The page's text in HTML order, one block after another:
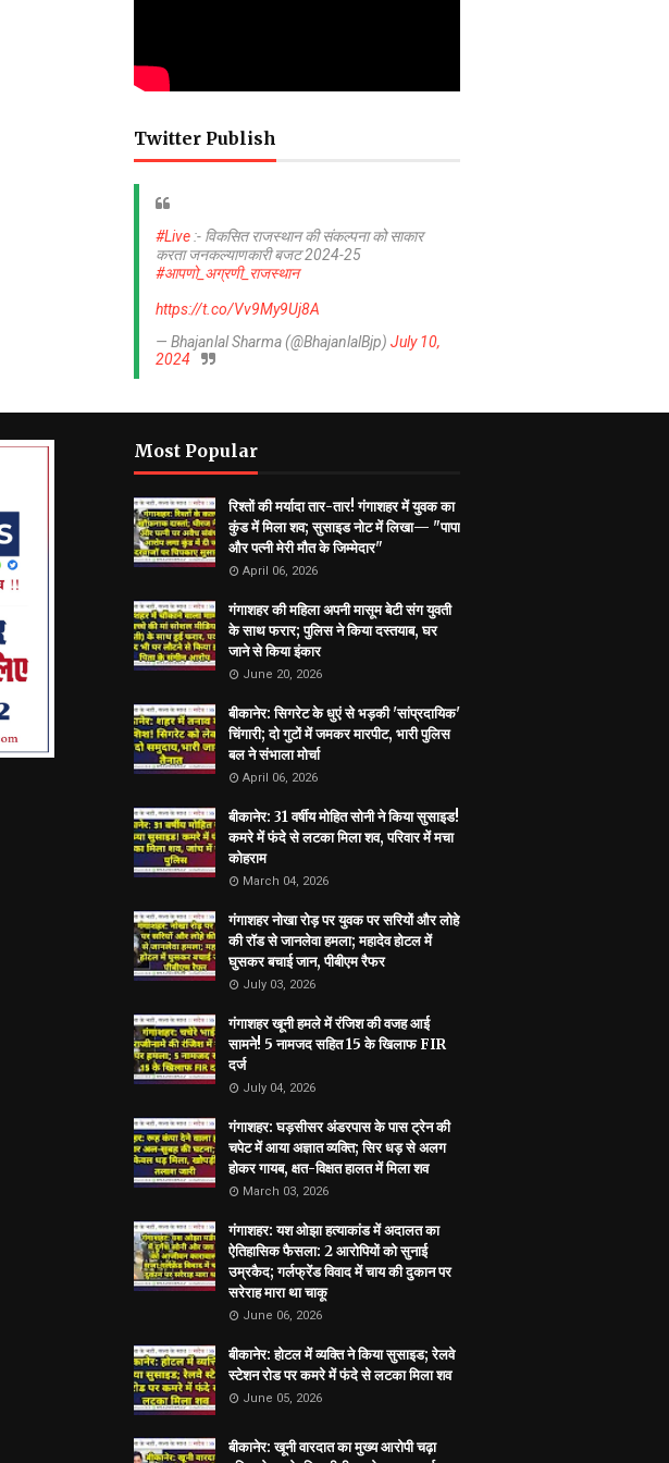
Twitter Publish
#Live :- विकसित राजस्थान की संकल्पना को साकार
करता जनकल्याणकारी बजट 2024-25
#आपणो_अग्रणी_राजस्थान
https://t.co/Vv9My9Uj8A
— Bhajanlal Sharma (@BhajanlalBjp) July 10,
2024
Most Popular
रिश्तों की मर्यादा तार-तार! गंगाशहर में युवक का
कुंड में मिला शव; सुसाइड नोट में लिखा— "पापा
और पत्नी मेरी मौत के जिम्मेदार"
April 06, 2026
गंगाशहर की महिला अपनी मासूम बेटी संग युवती
के साथ फरार; पुलिस ने किया दस्तयाब, घर
जाने से किया इंकार
June 20, 2026
बीकानेर: सिगरेट के धुएं से भड़की 'सांप्रदायिक'
चिंगारी; दो गुटों में जमकर मारपीट, भारी पुलिस
बल ने संभाला मोर्चा
April 06, 2026
बीकानेर: 31 वर्षीय मोहित सोनी ने किया सुसाइड!
कमरे में फंदे से लटका मिला शव, परिवार में मचा
कोहराम
March 04, 2026
गंगाशहर नोखा रोड़ पर युवक पर सरियों और लोहे
की रॉड से जानलेवा हमला; महादेव होटल में
घुसकर बचाई जान, पीबीएम रैफर
July 03, 2026
गंगाशहर खूनी हमले में रंजिश की वजह आई
सामने! 5 नामजद सहित 15 के खिलाफ FIR
दर्ज
July 04, 2026
गंगाशहर: घड़सीसर अंडरपास के पास ट्रेन की
चपेट में आया अज्ञात व्यक्ति; सिर धड़ से अलग
होकर गायब, क्षत-विक्षत हालत में मिला शव
March 03, 2026
गंगाशहर: यश ओझा हत्याकांड में अदालत का
ऐतिहासिक फैसला: 2 आरोपियों को सुनाई
उम्रकैद; गर्लफ्रेंड विवाद में चाय की दुकान पर
सरेराह मारा था चाकू
June 06, 2026
बीकानेर: होटल में व्यक्ति ने किया सुसाइड; रेलवे
स्टेशन रोड पर कमरे में फंदे से लटका मिला शव
June 05, 2026
बीकानेर: खूनी वारदात का मुख्य आरोपी चढ़ा